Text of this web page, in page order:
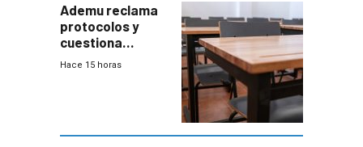
Ademu reclama
protocolos y
cuestiona
demora de
Hace 15 horas